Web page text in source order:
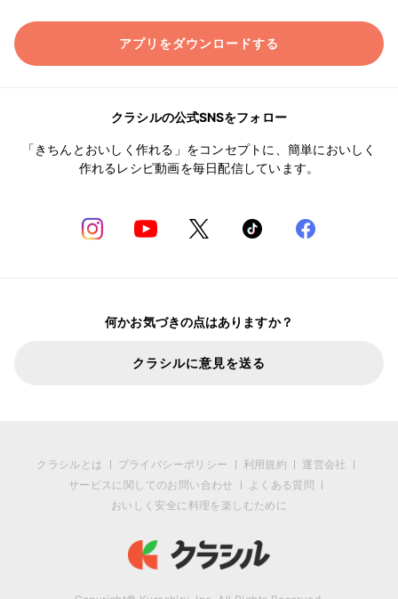
アプリをダウンロードする
クラシルの公式SNSをフォロー
「きちんとおいしく作れる」をコンセプトに、簡単においしく
作れるレシピ動画を毎日配信しています。
何かお気づきの点はありますか？
クラシルに意見を送る
クラシルとは プライバシーポリシー 利用規約
運営会社
サービスに関してのお問い合わせ
よくある質問
おいしく安全に料理を楽しむために